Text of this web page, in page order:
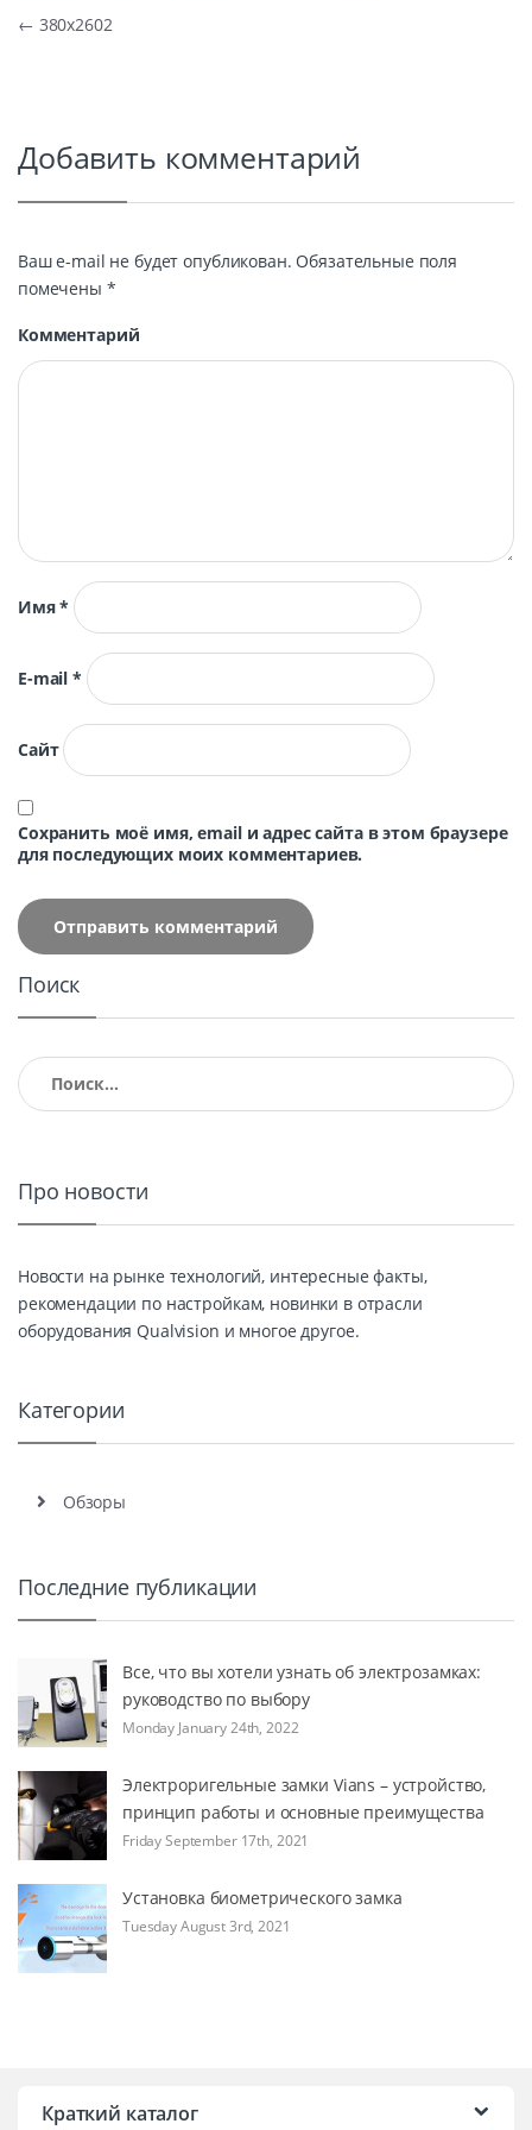
Навигация по записям
← 380х2602
Добавить комментарий
Ваш e-mail не будет опубликован. Обязательные поля
помечены *
Комментарий
Имя*
E-mail*
Сайт
Сохранить моё имя, email и адрес сайта в этом браузере
для последующих моих комментариев.
Поиск
Найти:
Про новости
Новости на рынке технологий, интересные факты,
рекомендации по настройкам, новинки в отрасли
оборудования Qualvision и многое другое.
Категории
Обзоры
Последние публикации
Все, что вы хотели узнать об электрозамках:
руководство по выбору
Monday January 24th, 2022
Электроригельные замки Vians – устройство,
принцип работы и основные преимущества
Friday September 17th, 2021
Установка биометрического замка
Tuesday August 3rd, 2021
Краткий каталог